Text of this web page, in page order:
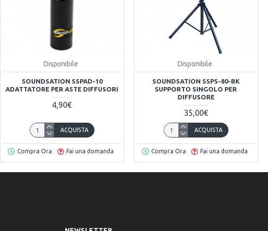
Disponibile
SOUNDSATION SSPAD-10
ADATTATORE PER ASTE DIFFUSORI
4,90€
ACQUISTA
Compra Ora Fai una domanda
Disponibile
SOUNDSATION SSPS-80-BK
SUPPORTO SINGOLO PER
DIFFUSORE
35,00€
ACQUISTA
Compra Ora Fai una domanda